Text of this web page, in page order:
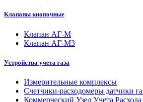
Клапаны кнопочные
Клапан АГ-М
Клапан АГ-М3
Устройства учета газа
Измерительные комплексы
Счетчики-расходомеры датчики
Коммерческий Узел Учета